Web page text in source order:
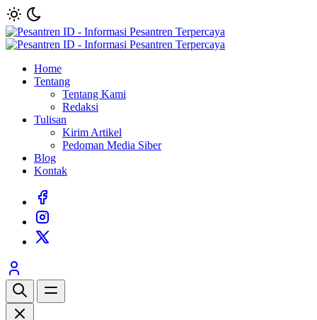
Home
Tentang
Tentang Kami
Redaksi
Tulisan
Kirim Artikel
Pedoman Media Siber
Blog
Kontak